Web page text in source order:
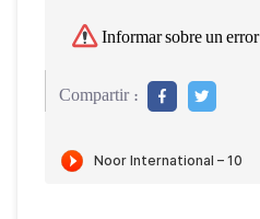
Informar sobre un error
Compartir :